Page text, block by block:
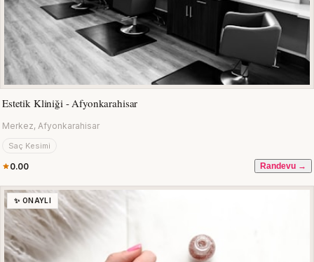
Estetik Kliniği - Afyonkarahisar
Merkez, Afyonkarahisar
Saç Kesimi
0.00 Randevu →
✨ ONAYLI